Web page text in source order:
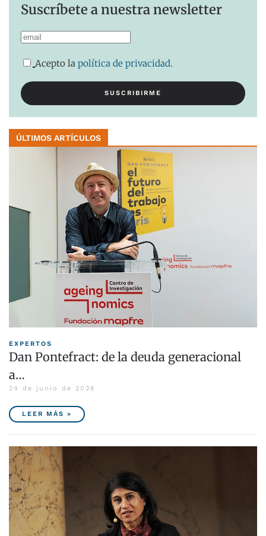
Suscríbete a nuestra newsletter
Acepto la política de privacidad.
ÚLTIMOS ARTÍCULOS
EXPERTOS
Dan Pontefract: de la deuda generacional
a…
24 de junio de 2026
LEER MÁS »